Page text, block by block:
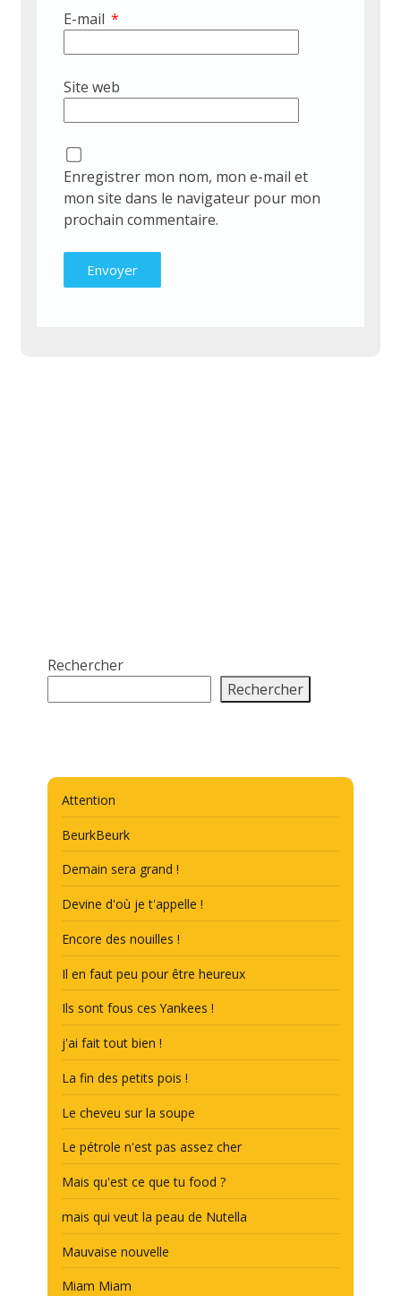
E-mail *
Site web
Enregistrer mon nom, mon e-mail et
mon site dans le navigateur pour mon
prochain commentaire.
Rechercher
Rechercher
Attention
BeurkBeurk
Demain sera grand !
Devine d'où je t'appelle !
Encore des nouilles !
Il en faut peu pour être heureux
Ils sont fous ces Yankees !
j'ai fait tout bien !
La fin des petits pois !
Le cheveu sur la soupe
Le pétrole n'est pas assez cher
Mais qu'est ce que tu food ?
mais qui veut la peau de Nutella
Mauvaise nouvelle
Miam Miam